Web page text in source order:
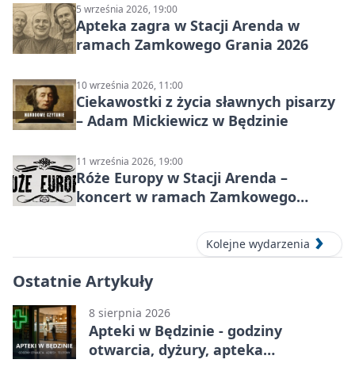
5 września 2026, 19:00
Apteka zagra w Stacji Arenda w
ramach Zamkowego Grania 2026
10 września 2026, 11:00
Ciekawostki z życia sławnych pisarzy
– Adam Mickiewicz w Będzinie
11 września 2026, 19:00
Róże Europy w Stacji Arenda –
koncert w ramach Zamkowego
Kolejne wydarzenia
Ostatnie Artykuły
8 sierpnia 2026
Apteki w Będzinie - godziny
otwarcia, dyżury, apteka